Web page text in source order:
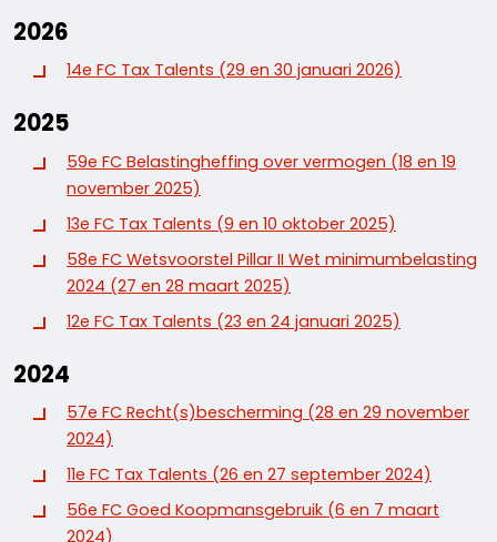
2026
14e FC Tax Talents (29 en 30 januari 2026)
2025
59e FC Belastingheffing over vermogen (18 en 19
november 2025)
13e FC Tax Talents (9 en 10 oktober 2025)
58e FC Wetsvoorstel Pillar II Wet minimumbelasting
2024 (27 en 28 maart 2025)
12e FC Tax Talents (23 en 24 januari 2025)
2024
57e FC Recht(s)bescherming (28 en 29 november
2024)
11e FC Tax Talents (26 en 27 september 2024)
56e FC Goed Koopmansgebruik (6 en 7 maart
2024)